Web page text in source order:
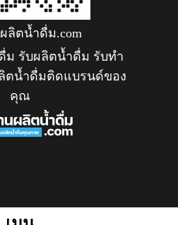
ลิตน้ำดื่ม.com
ม รับผลิตน้ำดื่ม รับทำ
ตน้ำดื่มติดแบรนด์ของ
คุณ